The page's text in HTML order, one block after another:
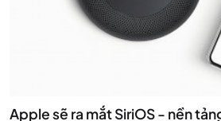
Apple sẽ ra mắt SiriOS - nền